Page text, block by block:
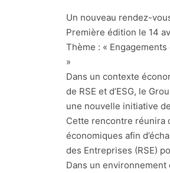
Un nouveau rendez-
Première édition le 14
Thème : «
»
Dans un contexte
de RSE et d’ESG, le
une nouvelle initiative
Cette rencontre réunira
économiques afin
des Entreprises (RSE)
Dans un